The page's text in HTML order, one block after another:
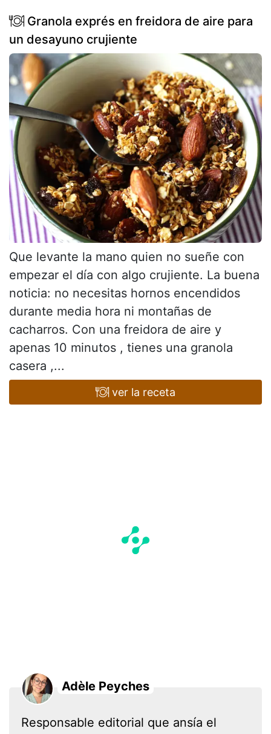
Granola exprés en freidora de aire para
un desayuno crujiente
Que levante la mano quien no sueñe con
empezar el día con algo crujiente. La buena
noticia: no necesitas hornos encendidos
durante media hora ni montañas de
cacharros. Con una freidora de aire y
apenas 10 minutos , tienes una granola
casera ,...
ver la receta
Adèle Peyches
Responsable editorial que ansía el